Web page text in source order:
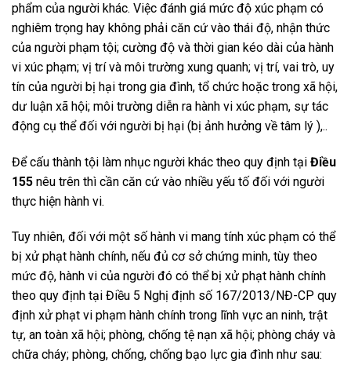
phẩm của người khác. Việc đánh giá mức độ xúc phạm có
nghiêm trọng hay không phải căn cứ vào thái độ, nhận thức
của người phạm tội; cường độ và thời gian kéo dài của hành
vi xúc phạm; vị trí và môi trường xung quanh; vị trí, vai trò, uy
tín của người bị hại trong gia đình, tổ chức hoặc trong xã hội,
dư luận xã hội; môi trường diễn ra hành vi xúc phạm, sự tác
động cụ thể đối với người bị hại (bị ảnh hưởng về tâm lý ),..
Để cấu thành tội làm nhục người khác theo quy định tại Điều
155 nêu trên thì cần căn cứ vào nhiều yếu tố đối với người
thực hiện hành vi.
Tuy nhiên, đối với một số hành vi mang tính xúc phạm có thể
bị xử phạt hành chính, nếu đủ cơ sở chứng minh, tùy theo
mức độ, hành vi của người đó có thể bị xử phạt hành chính
theo quy định tại Điều 5 Nghị định số 167/2013/NĐ-CP quy
định xử phạt vi phạm hành chính trong lĩnh vực an ninh, trật
tự, an toàn xã hội; phòng, chống tệ nạn xã hội; phòng cháy và
chữa cháy; phòng, chống, chống bạo lực gia đình như sau: